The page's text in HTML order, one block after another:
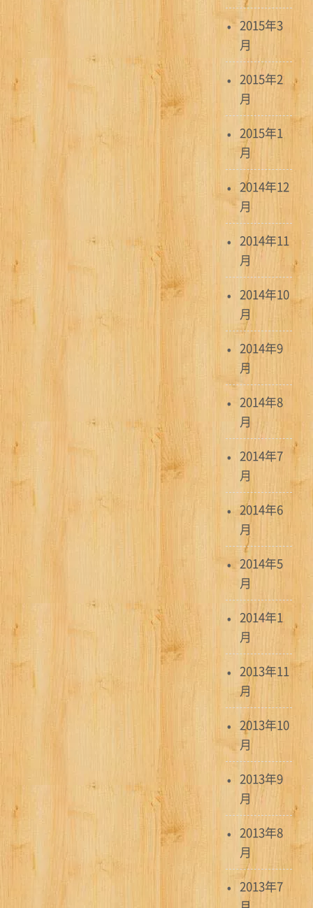
2015年3
月
2015年2
月
2015年1
月
2014年12
月
2014年11
月
2014年10
月
2014年9
月
2014年8
月
2014年7
月
2014年6
月
2014年5
月
2014年1
月
2013年11
月
2013年10
月
2013年9
月
2013年8
月
2013年7